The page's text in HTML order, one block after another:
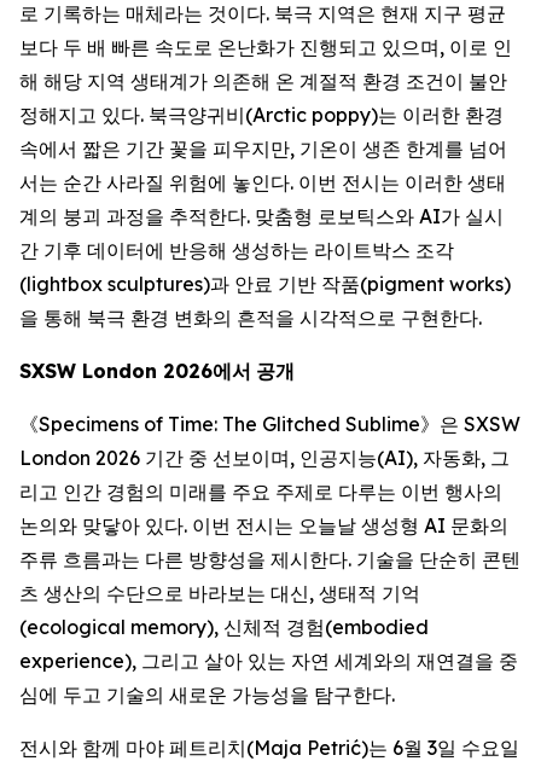
로 기록하는 매체라는 것이다. 북극 지역은 현재 지구 평균
보다 두 배 빠른 속도로 온난화가 진행되고 있으며, 이로 인
해 해당 지역 생태계가 의존해 온 계절적 환경 조건이 불안
정해지고 있다. 북극양귀비(Arctic poppy)는 이러한 환경
속에서 짧은 기간 꽃을 피우지만, 기온이 생존 한계를 넘어
서는 순간 사라질 위험에 놓인다. 이번 전시는 이러한 생태
계의 붕괴 과정을 추적한다. 맞춤형 로보틱스와 AI가 실시
간 기후 데이터에 반응해 생성하는 라이트박스 조각
(lightbox sculptures)과 안료 기반 작품(pigment works)
을 통해 북극 환경 변화의 흔적을 시각적으로 구현한다.
SXSW London 2026에서 공개
《Specimens of Time: The Glitched Sublime》은 SXSW
London 2026 기간 중 선보이며, 인공지능(AI), 자동화, 그
리고 인간 경험의 미래를 주요 주제로 다루는 이번 행사의
논의와 맞닿아 있다. 이번 전시는 오늘날 생성형 AI 문화의
주류 흐름과는 다른 방향성을 제시한다. 기술을 단순히 콘텐
츠 생산의 수단으로 바라보는 대신, 생태적 기억
(ecological memory), 신체적 경험(embodied
experience), 그리고 살아 있는 자연 세계와의 재연결을 중
심에 두고 기술의 새로운 가능성을 탐구한다.
전시와 함께 마야 페트리치(Maja Petrić)는 6월 3일 수요일